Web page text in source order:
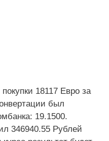
18117 Евро за
был
19.1500.
346940.55 Рублей